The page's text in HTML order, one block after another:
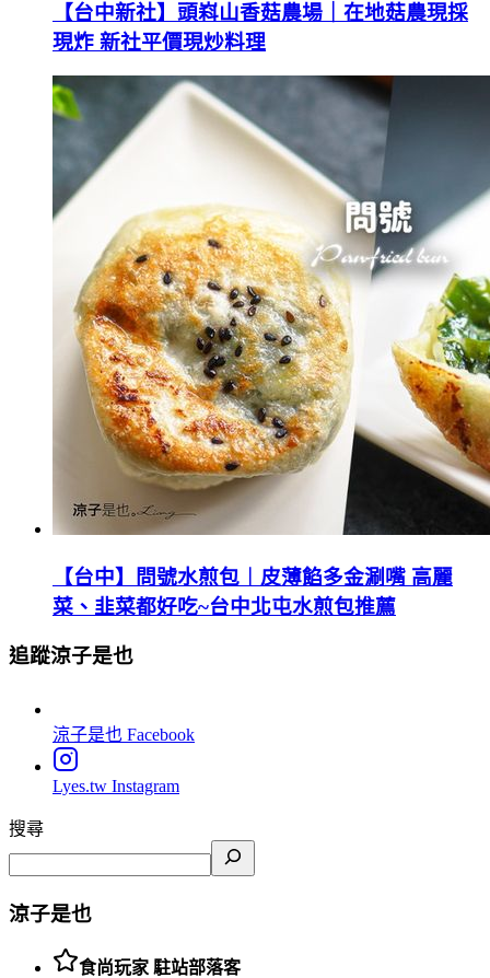
【台中新社】頭嵙山香菇農場｜在地菇農現採
現炸 新社平價現炒料理
【台中】問號水煎包︱皮薄餡多金涮嘴 高麗
菜、韭菜都好吃~台中北屯水煎包推薦
追蹤涼子是也
涼子是也 Facebook
Lyes.tw Instagram
搜尋
涼子是也
食尚玩家 駐站部落客